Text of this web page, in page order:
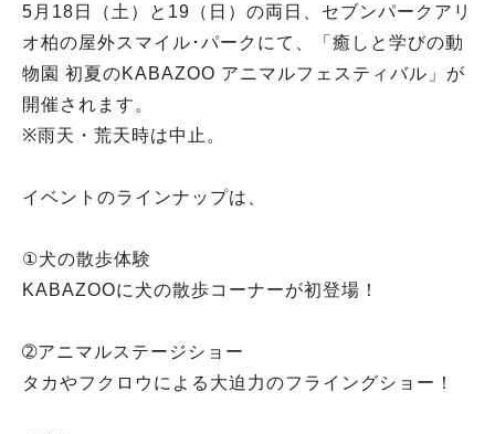
5月18日（土）と19（日）の両日、セブンパークアリ
オ柏の屋外スマイル･パークにて、「癒しと学びの動
物園 初夏のKABAZOO アニマルフェスティバル」が
開催されます。
※雨天・荒天時は中止。
イベントのラインナップは、
①犬の散歩体験
KABAZOOに犬の散歩コーナーが初登場！
➁アニマルステージショー
タカやフクロウによる大迫力のフライングショー！